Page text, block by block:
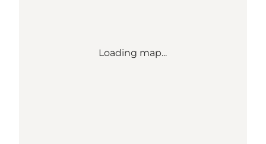
Loading map...